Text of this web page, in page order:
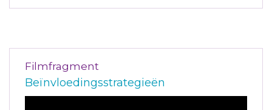
Filmfragment
Beïnvloedingsstrategieën